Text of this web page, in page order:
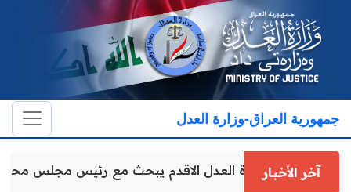
جمهورية العراق-وزارة العدل
آخر الأخباروكيل وزارة العدل الاقدم يبحث مع رئيس مجلس